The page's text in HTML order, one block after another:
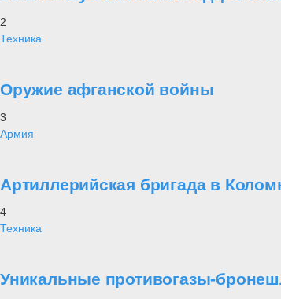
2
Техника
Оружие афганской войны
3
Армия
Артиллерийская бригада в
4
Техника
Уникальные противогазы-